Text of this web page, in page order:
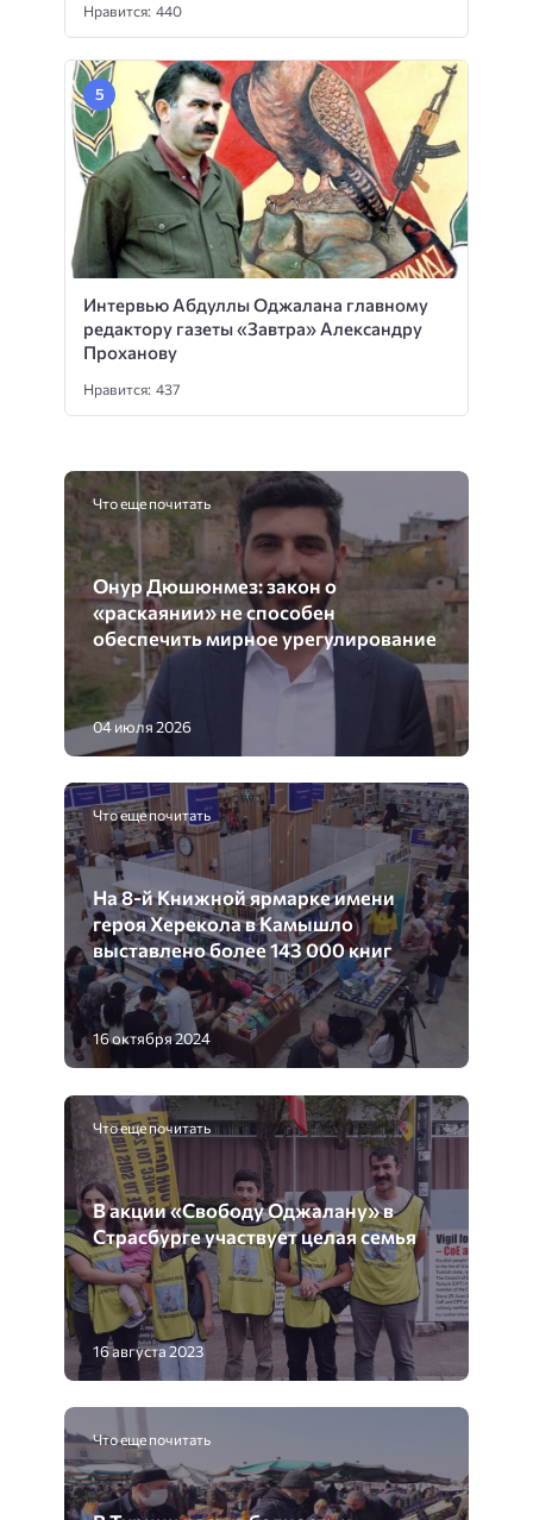
Нравится: 440
Интервью Абдуллы Оджалана главному
редактору газеты «Завтра» Александру
Проханову
Нравится: 437
Что еще почитать
Онур Дюшюнмез: закон о
«раскаянии» не способен
обеспечить мирное урегулирование
04 июля 2026
Что еще почитать
На 8-й Книжной ярмарке имени
героя Херекола в Камышло
выставлено более 143 000 книг
16 октября 2024
Что еще почитать
В акции «Свободу Оджалану» в
Страсбурге участвует целая семья
16 августа 2023
Что еще почитать